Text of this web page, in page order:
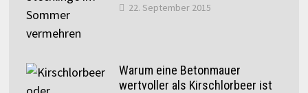
22. September 2015
Warum eine Betonmauer
wertvoller als Kirschlorbeer ist